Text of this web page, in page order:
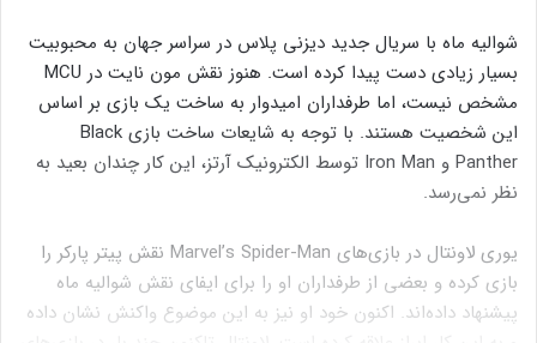
شوالیه ماه با سریال جدید دیزنی پلاس در سراسر جهان به محبوبیت
بسیار زیادی دست پیدا کرده است. هنوز نقش مون نایت در MCU
مشخص نیست، اما طرفداران امیدوار به ساخت یک بازی بر اساس
این شخصیت هستند. با توجه به شایعات ساخت بازی Black
Panther و Iron Man توسط الکترونیک آرتز، این کار چندان بعید به
نظر نمی‌رسد.
یوری لاونتال در بازی‌های Marvel’s Spider-Man نقش پیتر پارکر را
بازی کرده و بعضی از طرفداران او را برای ایفای نقش شوالیه ماه
پیشنهاد داده‌اند. اکنون خود او نیز به این موضوع واکنش نشان داده